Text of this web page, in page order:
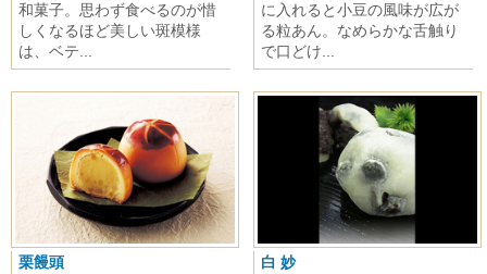
和菓子。思わず食べるのが惜
しくなるほど美しい斑模様
は、ベテ...
に入れると小豆の風味が広が
る粒あん。なめらかな舌触り
で口どけ...
栗饅頭 白 妙